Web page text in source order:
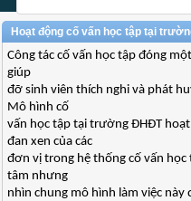
Hoạt động cố vấn học tập tại
Công tác cố vấn học tập đóng
giúp
đỡ sinh viên thích nghi và phát
Mô hình cố
vấn học tập tại trường ĐHĐT
đan xen của các
đơn vị trong hệ thống cố vấn học
tâm nhưng
nhìn chung mô hình làm việc